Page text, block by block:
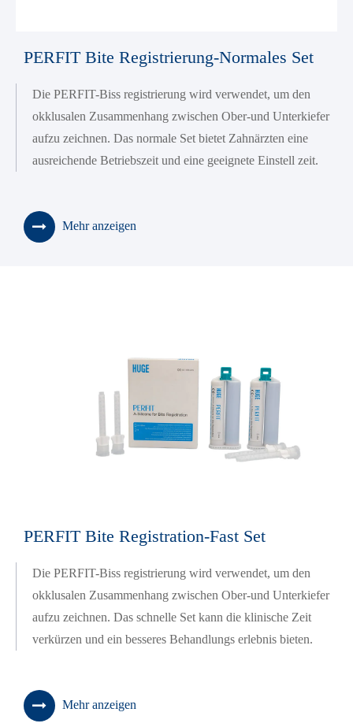
PERFIT Bite Registrierung-Normales Set
Die PERFIT-Biss registrierung wird verwendet, um den
okklusalen Zusammenhang zwischen Ober-und Unterkiefer
aufzu zeichnen. Das normale Set bietet Zahnärzten eine
ausreichende Betriebszeit und eine geeignete Einstell zeit.
Mehr anzeigen
PERFIT Bite Registration-Fast Set
Die PERFIT-Biss registrierung wird verwendet, um den
okklusalen Zusammenhang zwischen Ober-und Unterkiefer
aufzu zeichnen. Das schnelle Set kann die klinische Zeit
verkürzen und ein besseres Behandlungs erlebnis bieten.
Mehr anzeigen